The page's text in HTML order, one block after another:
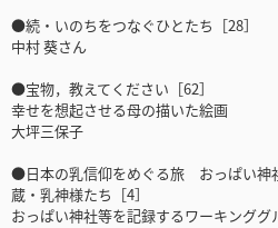
●続・いのちをつなぐひとたち［28］
中村 葵さん
●宝物，教えてください［62］
幸せを想起させる母の描いた絵画
大坪三保子
●日本の乳信仰をめぐる旅 おっぱい神
蔵・乳神様たち［4］
おっぱい神社等を記録するワーキンググ